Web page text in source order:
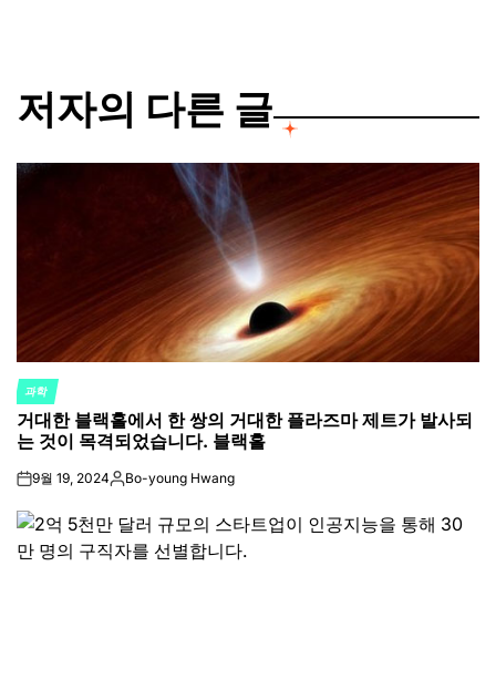
저자의 다른 글
POSTED
IN
과학
거대한 블랙홀에서 한 쌍의 거대한 플라즈마 제트가 발사되
는 것이 목격되었습니다. 블랙홀
on9월 19, 2024Posted
Bo-young Hwang